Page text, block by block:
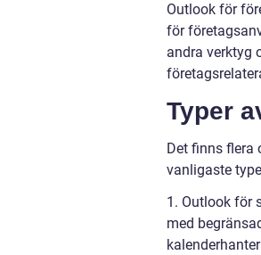
Outlook för
för
andra verktyg
Typer
Det finns flera
vanligaste
1. Outlook för
med